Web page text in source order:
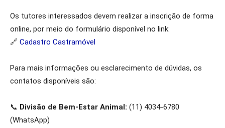
Os tutores interessados devem realizar a inscrição de forma
online, por meio do formulário disponível no link:
🔗 Cadastro Castramóvel
Para mais informações ou esclarecimento de dúvidas, os
contatos disponíveis são:
📞 Divisão de Bem-Estar Animal: (11) 4034-6780
(WhatsApp)